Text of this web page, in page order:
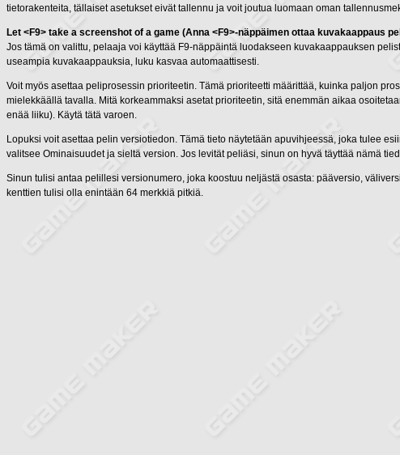
tietorakenteita, tällaiset asetukset eivät tallennu ja voit joutua luomaan oman
Let <F9> take a screenshot of a game (Anna <F9>-näppäimen ottaa kuvakaappaus
Jos tämä on valittu, pelaaja voi käyttää F9-näppäintä luodakseen kuvakaappauksen
useampia kuvakaappauksia, luku kasvaa automaattisesti.
Voit myös asettaa peliprosessin prioriteetin. Tämä prioriteetti määrittää, kuinka paljon
mielekkäällä tavalla. Mitä korkeammaksi asetat prioriteetin, sitä enemmän aikaa
enää liiku). Käytä tätä varoen.
Lopuksi voit asettaa pelin versiotiedon. Tämä tieto näytetään apuvihjeessä, joka tulee
valitsee Ominaisuudet ja sieltä version. Jos levität peliäsi, sinun on hyvä täyttää nämä
Sinun tulisi antaa pelillesi versionumero, joka koostuu neljästä osasta: pääversio,
kenttien tulisi olla enintään 64 merkkiä pitkiä.